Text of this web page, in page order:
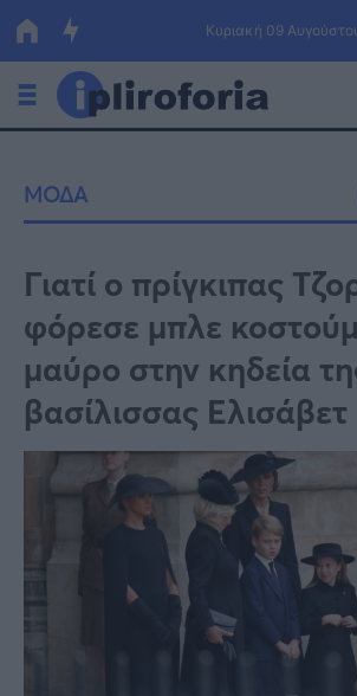
Κυριακή 09
Οικονομία
Πολιτική
Τράπεζες
Επιδοτήσεις
ΕΣΠΑ
Κόσμος
Lifestyle
Αθλητικά
Γυναίκα
ΜΟΔΑ
Γιατί ο πρίγκιπας
φόρεσε μπλε
μαύρο στην κηδεία
βασίλισσας Ελισάβετ